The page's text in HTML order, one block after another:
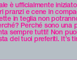
è ufficialmente
pranzi e cene in
in teglia non
Perché sono una
sempre tutti! Non
dei tuoi preferiti. It’s